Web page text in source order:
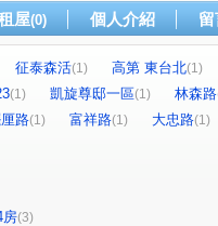
屋(0) 個人介紹
征泰森活(1) 高第 東台北(1)
(1) 凱旋尊邸一區(1) 林森路
路(1) 富祥路(1) 大忠路(1)
房(3)